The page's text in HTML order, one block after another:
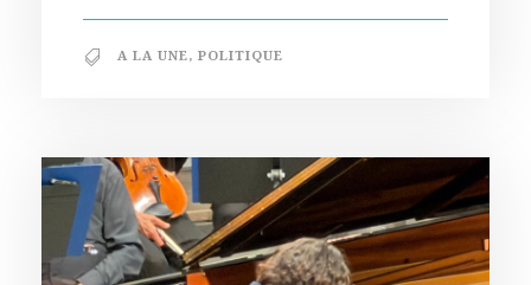
A LA UNE, POLITIQUE